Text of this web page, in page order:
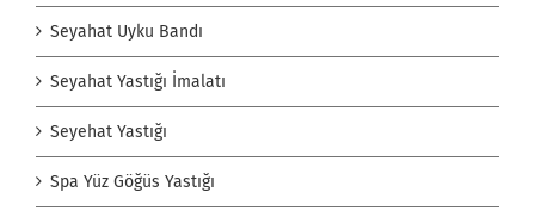
Seyahat Uyku Bandı
Seyahat Yastığı İmalatı
Seyehat Yastığı
Spa Yüz Göğüs Yastığı